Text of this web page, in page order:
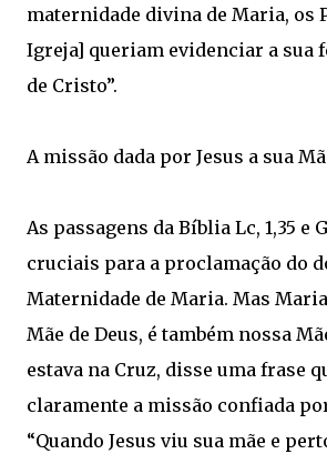
maternidade divina de Maria, os
Igreja] queriam evidenciar a sua
de Cristo”.
A missão dada por Jesus a sua
As passagens da Bíblia Lc, 1,35 e
cruciais para a proclamação do
Maternidade de Maria. Mas
Mãe de Deus, é também nossa
estava na Cruz, disse uma frase
claramente a missão confiada
“Quando Jesus viu sua mãe e